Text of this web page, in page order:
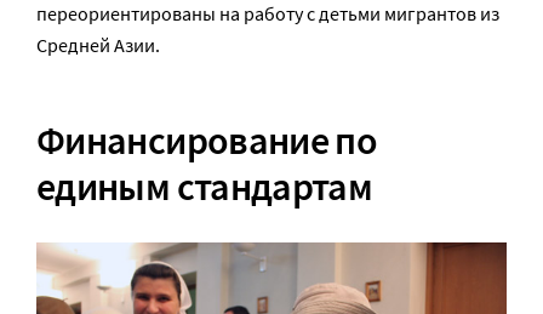
переориентированы на работу с детьми мигрантов из
Средней Азии.
Финансирование по
единым стандартам